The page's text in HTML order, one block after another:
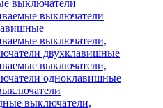
выключатели
выключатели
выключатели,
двухклавишные
выключатели,
одноклавишные
выключатели,